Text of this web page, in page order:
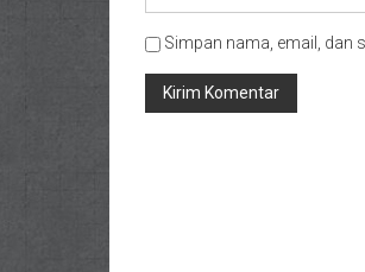
Simpan nama, email, dan